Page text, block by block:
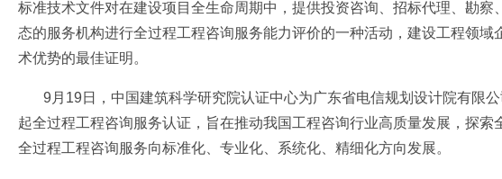
标准技术文件对在建设项目全生命周期中，提供投资咨询、招标代理、勘
态的服务机构进行全过程工程咨询服务能力评价的一种活动，建设工程领
术优势的最佳证明。
9月19日，中国建筑科学研究院认证中心为广东省电信规划设计院有限
起全过程工程咨询服务认证，旨在推动我国工程咨询行业高质量发展，探
全过程工程咨询服务向标准化、专业化、系统化、精细化方向发展。